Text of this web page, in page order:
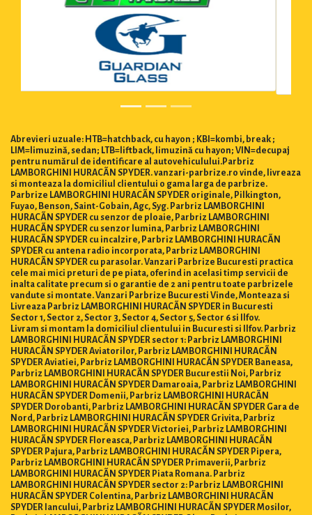
Abrevieri uzuale: HTB=hatchback, cu hayon ; KBI=kombi, break ;
LIM=limuzină, sedan; LTB=liftback, limuzină cu hayon; VIN=decupaj
pentru numărul de identificare al autovehiculului.Parbriz
LAMBORGHINI HURACÃN SPYDER. vanzari-parbrize.ro vinde, livreaza
si monteaza la domiciliul clientului o gama larga de parbrize.
Parbrize LAMBORGHINI HURACÃN SPYDER originale, Pilkington,
Fuyao, Benson, Saint-Gobain, Agc, Syg. Parbriz LAMBORGHINI
HURACÃN SPYDER cu senzor de ploaie, Parbriz LAMBORGHINI
HURACÃN SPYDER cu senzor lumina, Parbriz LAMBORGHINI
HURACÃN SPYDER cu incalzire, Parbriz LAMBORGHINI HURACÃN
SPYDER cu antena radio incorporata, Parbriz LAMBORGHINI
HURACÃN SPYDER cu parasolar. Vanzari Parbrize Bucuresti practica
cele mai mici preturi de pe piata, oferind in acelasi timp servicii de
inalta calitate precum si o garantie de 2 ani pentru toate parbrizele
vandute si montate. Vanzari Parbrize Bucuresti Vinde, Monteaza si
Livreaza Parbriz LAMBORGHINI HURACÃN SPYDER in Bucuresti
Sector 1, Sector 2, Sector 3, Sector 4, Sector 5, Sector 6 si Ilfov.
Livram si montam la domiciliul clientului in Bucuresti si Ilfov. Parbriz
LAMBORGHINI HURACÃN SPYDER sector 1: Parbriz LAMBORGHINI
HURACÃN SPYDER Aviatorilor, Parbriz LAMBORGHINI HURACÃN
SPYDER Aviatiei, Parbriz LAMBORGHINI HURACÃN SPYDER Baneasa,
Parbriz LAMBORGHINI HURACÃN SPYDER Bucurestii Noi, Parbriz
LAMBORGHINI HURACÃN SPYDER Damaroaia, Parbriz LAMBORGHINI
HURACÃN SPYDER Domenii, Parbriz LAMBORGHINI HURACÃN
SPYDER Dorobanti, Parbriz LAMBORGHINI HURACÃN SPYDER Gara de
Nord, Parbriz LAMBORGHINI HURACÃN SPYDER Grivita, Parbriz
LAMBORGHINI HURACÃN SPYDER Victoriei, Parbriz LAMBORGHINI
HURACÃN SPYDER Floreasca, Parbriz LAMBORGHINI HURACÃN
SPYDER Pajura, Parbriz LAMBORGHINI HURACÃN SPYDER Pipera,
Parbriz LAMBORGHINI HURACÃN SPYDER Primaverii, Parbriz
LAMBORGHINI HURACÃN SPYDER Piata Romana. Parbriz
LAMBORGHINI HURACÃN SPYDER sector 2: Parbriz LAMBORGHINI
HURACÃN SPYDER Colentina, Parbriz LAMBORGHINI HURACÃN
SPYDER Iancului, Parbriz LAMBORGHINI HURACÃN SPYDER Mosilor,